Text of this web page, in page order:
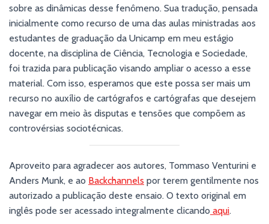
sobre as dinâmicas desse fenômeno. Sua tradução, pensada
inicialmente como recurso de uma das aulas ministradas aos
estudantes de graduação da Unicamp em meu estágio
docente, na disciplina de Ciência, Tecnologia e Sociedade,
foi trazida para publicação visando ampliar o acesso a esse
material. Com isso, esperamos que este possa ser mais um
recurso no auxílio de cartógrafos e cartógrafas que desejem
navegar em meio às disputas e tensões que compõem as
controvérsias sociotécnicas.
Aproveito para agradecer aos autores, Tommaso Venturini e
Anders Munk, e ao Backchannels por terem gentilmente nos
autorizado a publicação deste ensaio. O texto original em
inglês pode ser acessado integralmente clicando aqui.